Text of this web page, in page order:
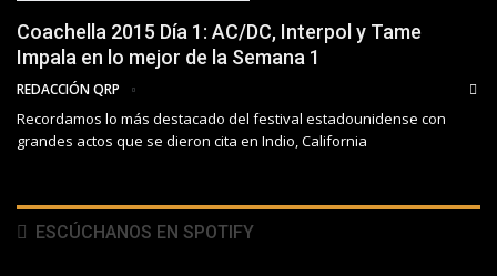
Coachella 2015 Día 1: AC/DC, Interpol y Tame
Impala en lo mejor de la Semana 1
REDACCIÓN QRP
Recordamos lo más destacado del festival estadounidense con
grandes actos que se dieron cita en Indio, California
ESCÚCHANOS EN SPOTIFY